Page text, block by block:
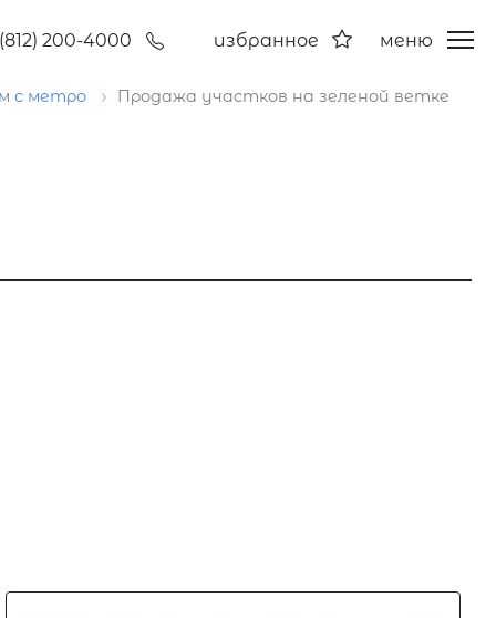
200-4000 избранное меню
с метро
Продажа участков на зеленой ветке